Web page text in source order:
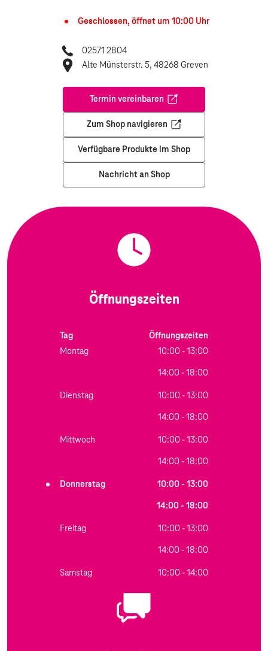
Geschlossen, öffnet um 10:00 Uhr
02571 2804
Alte Münsterstr. 5, 48268 Greven
Termin vereinbaren
Öffnet in einem neuen Tab
Zum Shop navigieren
Öffnet in einem neuen Tab
Verfügbare Produkte im Shop
Nachricht an Shop
Öffnungszeiten
Tag
Öffnungszeiten
Montag
10:00 - 13:00
14:00 - 18:00
Dienstag 10:00 - 13:00
14:00 - 18:00
Mittwoch 10:00 - 13:00
14:00 - 18:00
Donnerstag 10:00 - 13:00
14:00 - 18:00
Freitag 10:00 - 13:00
14:00 - 18:00
Samstag 10:00 - 14:00